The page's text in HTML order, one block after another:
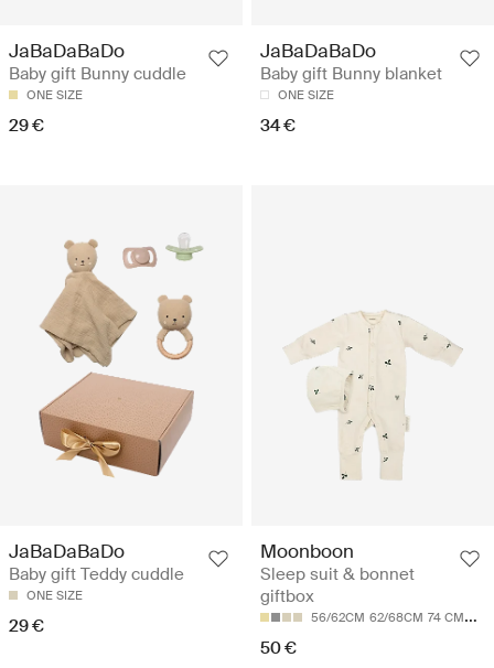
JaBaDaBaDo
Baby gift Bunny cuddle
ONE SIZE
29 €
JaBaDaBaDo
Baby gift Bunny blanket
ONE SIZE
34 €
JaBaDaBaDo
Baby gift Teddy cuddle
ONE SIZE
29 €
Moonboon
Sleep suit & bonnet
giftbox
56/62CM 62/68CM 74 CM 80
50 €